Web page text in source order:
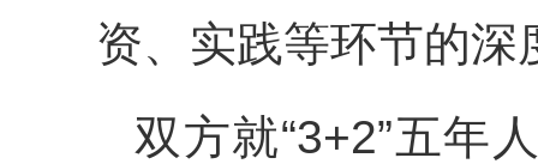
资、实践等环节的
双方就“3+2”五年